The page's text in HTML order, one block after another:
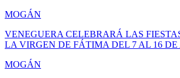
MOGÁN
VENEGUERA CELEBRARÁ LAS
LA VIRGEN DE FÁTIMA DEL 7 AL 16 DE
MOGÁN